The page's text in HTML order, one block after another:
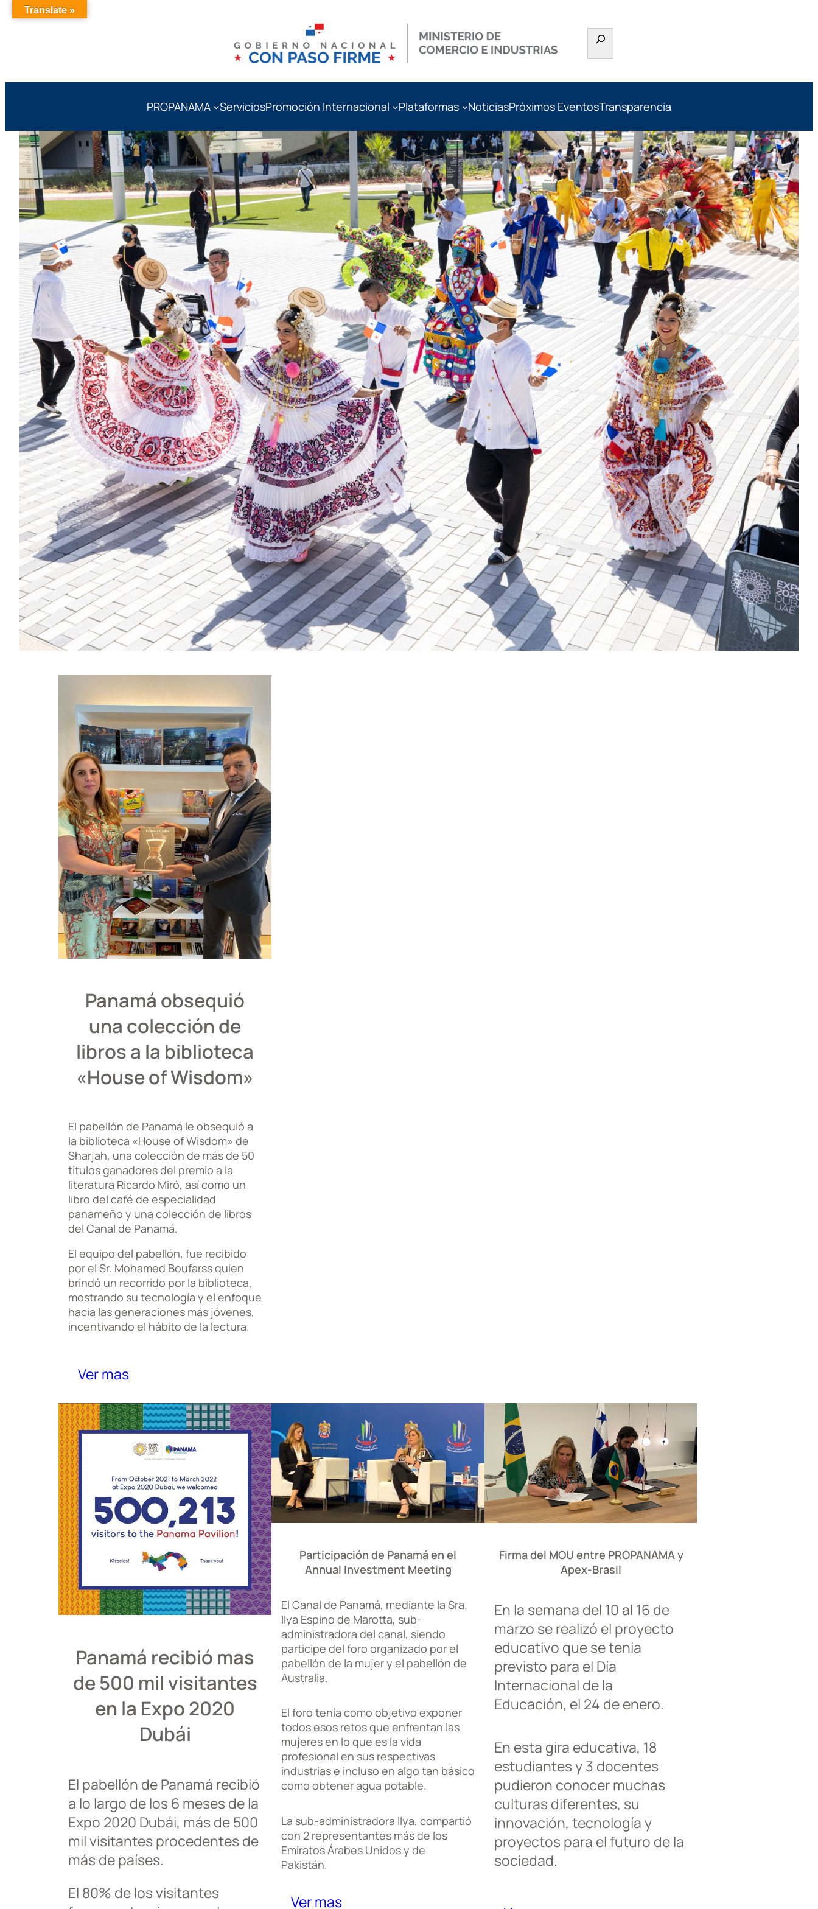
PROPANAMA ServiciosPromoción Internacional Plataformas NoticiasPróximos EventosTransparencia
Panamá obsequió
una colección de
libros a la biblioteca
«House of Wisdom»
El pabellón de Panamá le obsequió a
la biblioteca «House of Wisdom» de
Sharjah, una colección de más de 50
titulos ganadores del premio a la
literatura Ricardo Miró, así como un
libro del café de especialidad
panameño y una colección de libros
del Canal de Panamá.
El equipo del pabellón, fue recibido
por el Sr. Mohamed Boufarss quien
brindó un recorrido por la biblioteca,
mostrando su tecnología y el enfoque
hacia las generaciones más jóvenes,
incentivando el hábito de la lectura.
Ver mas
Panamá recibió mas
de 500 mil visitantes
en la Expo 2020
Dubái
El pabellón de Panamá recibió
a lo largo de los 6 meses de la
Expo 2020 Dubái, más de 500
mil visitantes procedentes de
más de países.
El 80% de los visitantes
Participación de Panamá en el
Annual Investment Meeting
El Canal de Panamá, mediante la Sra.
Ilya Espino de Marotta, sub-
administradora del canal, siendo
participe del foro organizado por el
pabellón de la mujer y el pabellón de
Australia.
El foro tenía como objetivo exponer
todos esos retos que enfrentan las
mujeres en lo que es la vida
profesional en sus respectivas
industrias e incluso en algo tan básico
como obtener agua potable.
La sub-administradora Ilya, compartió
con 2 representantes más de los
Emiratos Árabes Unidos y de
Pakistán.
Ver mas
Firma del MOU entre PROPANAMA y
Apex-Brasil
En la semana del 10 al 16 de
marzo se realizó el proyecto
educativo que se tenia
previsto para el Día
Internacional de la
Educación, el 24 de enero.
En esta gira educativa, 18
estudiantes y 3 docentes
pudieron conocer muchas
culturas diferentes, su
innovación, tecnología y
proyectos para el futuro de la
sociedad.
Translate »